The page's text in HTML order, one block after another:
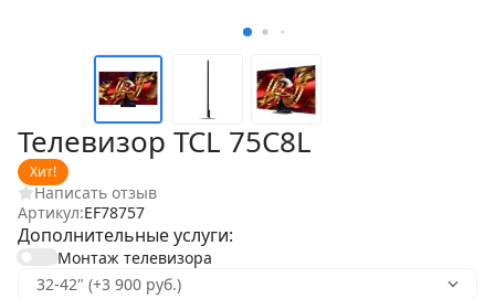
Телевизор TCL 75C8L
Хит!
Написать отзыв
Артикул:EF78757
Дополнительные услуги:
Монтаж телевизора